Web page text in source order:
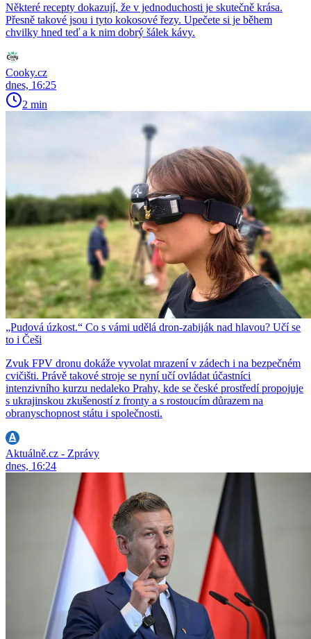
Některé recepty dokazují, že v jednoduchosti je skutečně krása.
Přesně takové jsou i tyto kokosové řezy. Upečete si je během
chvilky hned teď a k nim dobrý šálek kávy.
Cooky.cz
dnes, 16:25
2 min
„Pudová úzkost.“ Co s vámi udělá dron-zabiják nad hlavou? Učí se
to i Češi
Zvuk FPV dronu dokáže vyvolat mrazení v zádech i na bezpečném
cvičišti. Právě takové stroje se nyní učí ovládat účastníci
intenzivního kurzu nedaleko Prahy, kde se české prostředí propojuje
s ukrajinskou zkušeností z fronty a s rostoucím důrazem na
obranyschopnost státu i společnosti.
Aktuálně.cz - Zprávy
dnes, 16:24